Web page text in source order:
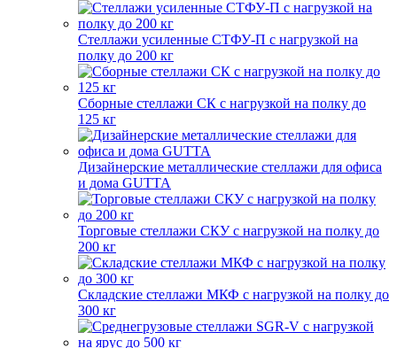
Стеллажи усиленные СТФУ-П с нагрузкой на
полку до 200 кг
Сборные стеллажи СК с нагрузкой на полку до
125 кг
Дизайнерские металлические стеллажи для офиса
и дома GUTTA
Торговые стеллажи СКУ с нагрузкой на полку до
200 кг
Складские стеллажи МКФ с нагрузкой на полку до
300 кг